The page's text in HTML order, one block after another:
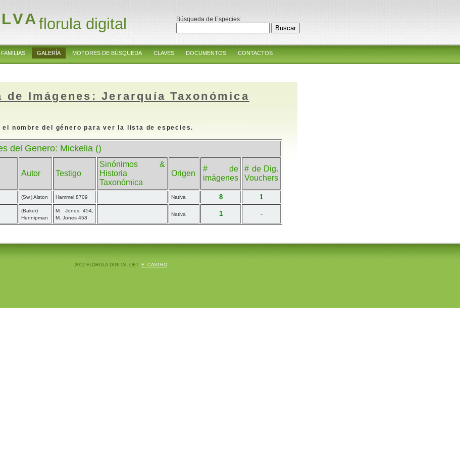
florula digital Búsqueda de Especies:
GALERÍA MOTORES DE BÚSQUEDA CLAVES DOCUMENTOS CONTACTOS
de Imágenes: Jerarquía Taxonómica
el nombre del género para ver la lista de especies.
del Genero: Mickelia ()
Autor Testigo
Sinónimos &
Historia
Taxonómica
Origen
# de
imágenes
# de Dig.
Vouchers
(Sw.) Alston Hammel 8709 Nativa 8 1
(Baker)
Hennipman
M. Jones 454,
M. Jones 458
Nativa 1 -
2012 FLORULA DIGITAL OET. E. CASTRO